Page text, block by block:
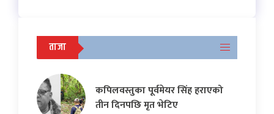
ताजा
कपिलवस्तुका पूर्वमेयर सिंह हराएको
तीन दिनपछि मृत भेटिए